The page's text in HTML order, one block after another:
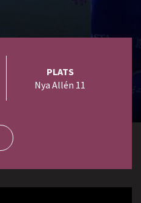
PLATS
Nya Allén 11